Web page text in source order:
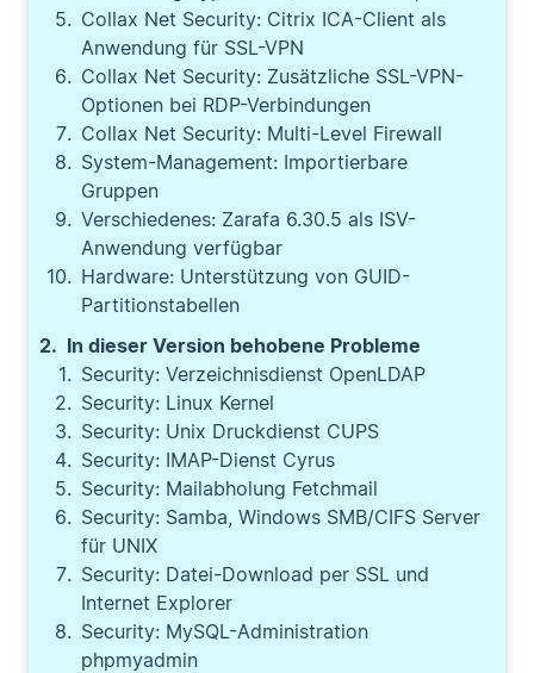
Collax Net Security: Citrix ICA-Client als
Anwendung für SSL-VPN
Collax Net Security: Zusätzliche SSL-VPN-
Optionen bei RDP-Verbindungen
Collax Net Security: Multi-Level Firewall
System-Management: Importierbare
Gruppen
Verschiedenes: Zarafa 6.30.5 als ISV-
Anwendung verfügbar
Hardware: Unterstützung von GUID-
Partitionstabellen
In dieser Version behobene Probleme
Security: Verzeichnisdienst OpenLDAP
Security: Linux Kernel
Security: Unix Druckdienst CUPS
Security: IMAP-Dienst Cyrus
Security: Mailabholung Fetchmail
Security: Samba, Windows SMB/CIFS Server
für UNIX
Security: Datei-Download per SSL und
Internet Explorer
Security: MySQL-Administration
phpmyadmin